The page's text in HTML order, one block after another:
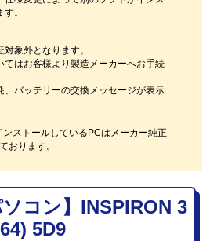
。
象外となります。
てはお客様より製造メーカーへお手続
バッテリーの交換メッセージが表示
ストールしているPCはメーカー純正
おります。
コン】INSPIRON 3
5D9